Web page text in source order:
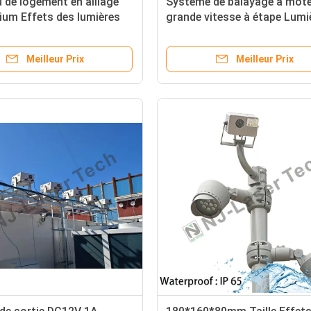
Effets des lumières
Meilleur Prix
grande vitesse à étape
balayage de ± 30° et poids
Meilleur Prix